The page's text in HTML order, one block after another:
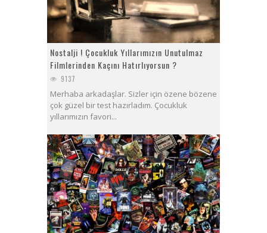
Nostalji ! Çocukluk Yıllarımızın Unutulmaz
Filmlerinden Kaçını Hatırlıyorsun ?
9137
Merhaba arkadaşlar. Sizler için özene bözene
çok güzel bir test hazırladım. Çocukluk
yıllarımızın favori...